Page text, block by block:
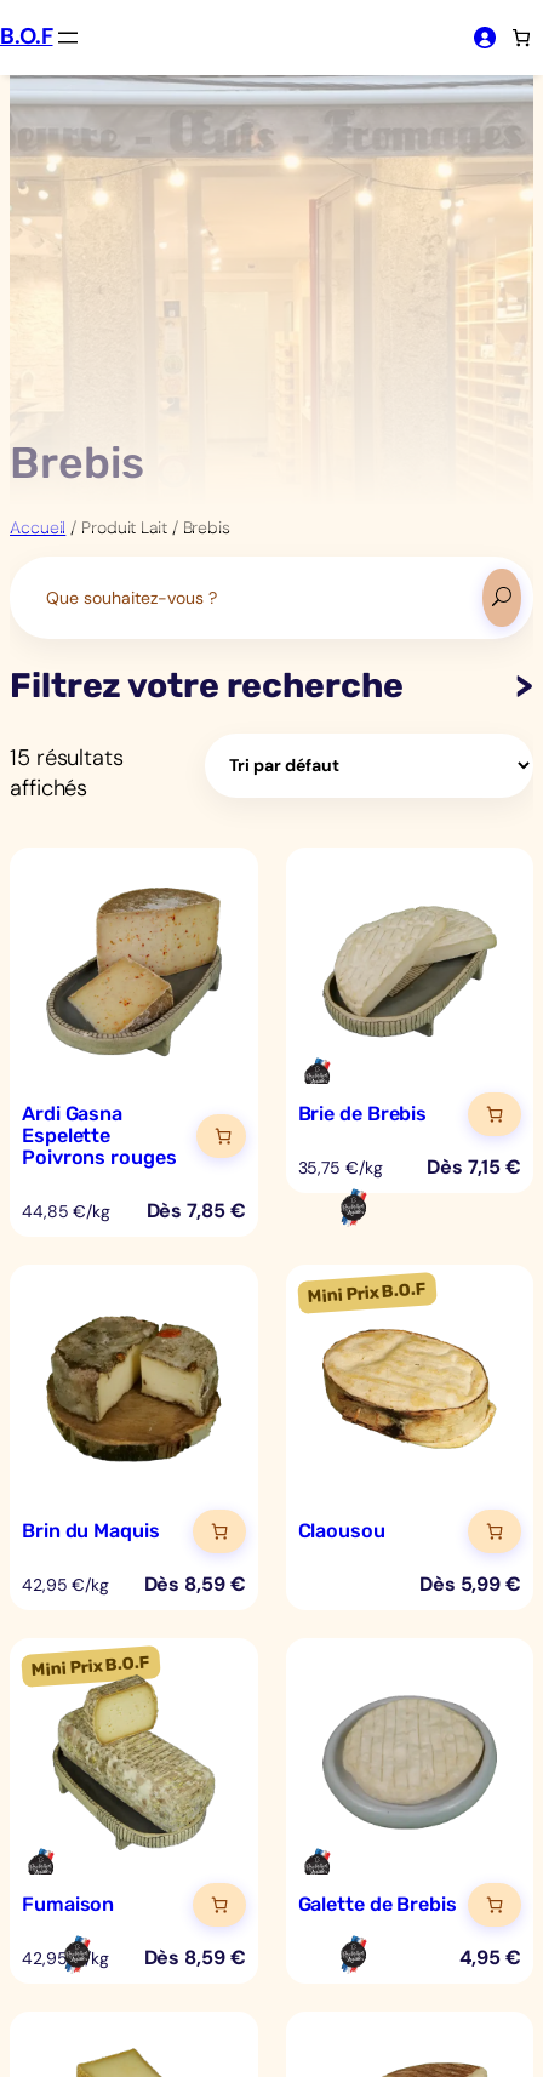
Aller
au
contenu
B.O.F
Brebis
Accueil / Produit Lait / Brebis
for:
Filtrez votre recherche
15 résultats
affichés
Ardi Gasna
Espelette
Poivrons rouges
44,85 €/kg Dès7,85€
Brie de Brebis
35,75 €/kg Dès 7,15€
Brin du Maquis
42,95 €/kg Dès 8,59€
Claousou
Dès 5,99€
Fumaison
42,95 €/kg Dès 8,59€
Galette de Brebis
4,95€